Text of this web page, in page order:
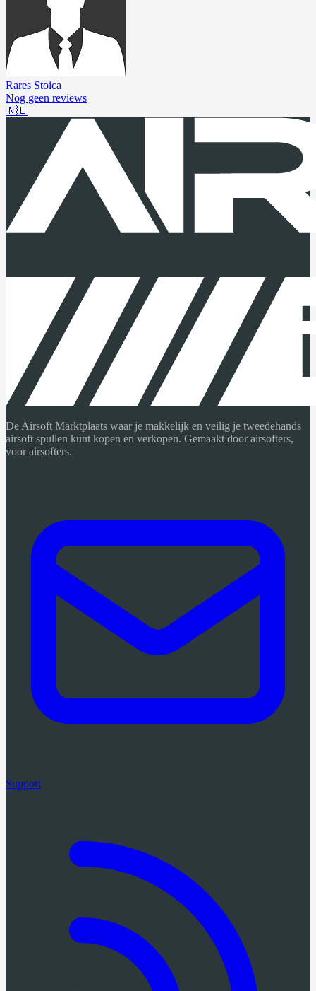
Rares Stoica
Nog geen reviews
🇳🇱
De Airsoft Marktplaats waar je makkelijk en veilig je tweedehands
airsoft spullen kunt kopen en verkopen. Gemaakt door airsofters,
voor airsofters.
Support